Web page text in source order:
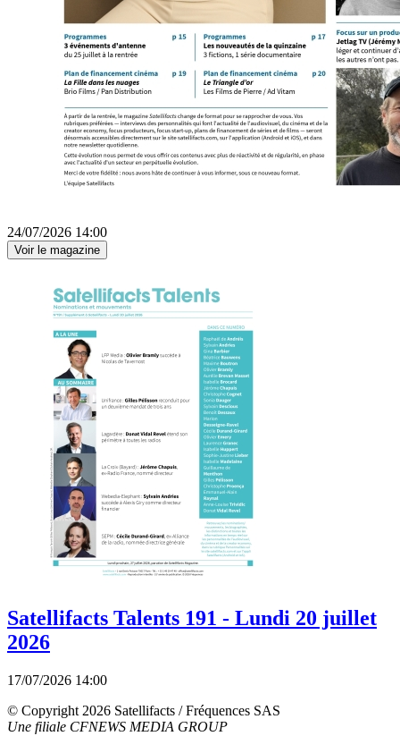
24/07/2026 14:00
Voir le magazine
Satellifacts Talents 191 - Lundi 20 juillet
2026
17/07/2026 14:00
© Copyright 2026 Satellifacts / Fréquences SAS
Une filiale CFNEWS MEDIA GROUP